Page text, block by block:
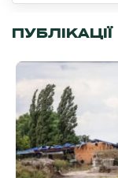
ПУБЛІКАЦІЇ